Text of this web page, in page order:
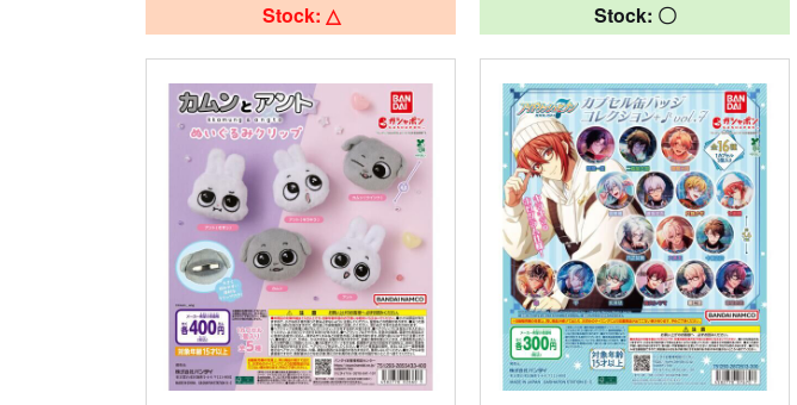
Stock: △ Stock: 〇